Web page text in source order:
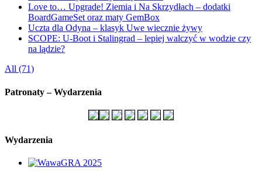
Love to… Upgrade! Ziemia i Na Skrzydłach – dodatki
BoardGameSet oraz maty GemBox
Uczta dla Odyna – klasyk Uwe wiecznie żywy
SCOPE: U-Boot i Stalingrad – lepiej walczyć w wodzie czy
na lądzie?
All (71)
Patronaty – Wydarzenia
Wydarzenia